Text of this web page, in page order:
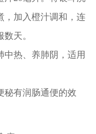
，加入橙汁调和，连
天。
热、养肺阴，适用
有润肠通便的效